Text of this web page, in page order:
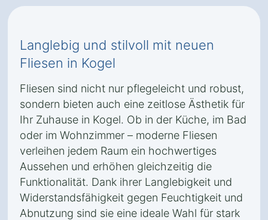
Langlebig und stilvoll mit neuen
Fliesen in Kogel
Fliesen sind nicht nur pflegeleicht und robust,
sondern bieten auch eine zeitlose Ästhetik für
Ihr Zuhause in Kogel. Ob in der Küche, im Bad
oder im Wohnzimmer – moderne Fliesen
verleihen jedem Raum ein hochwertiges
Aussehen und erhöhen gleichzeitig die
Funktionalität. Dank ihrer Langlebigkeit und
Widerstandsfähigkeit gegen Feuchtigkeit und
Abnutzung sind sie eine ideale Wahl für stark